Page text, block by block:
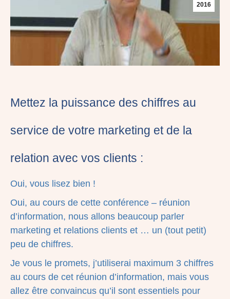
2016
Mettez la puissance des chiffres au
service de votre marketing et de la
relation avec vos clients :
Oui, vous lisez bien !
Oui, au cours de cette conférence – réunion
d’information, nous allons beaucoup parler
marketing et relations clients et … un (tout petit)
peu de chiffres.
Je vous le promets, j’utiliserai maximum 3 chiffres
au cours de cet réunion d’information, mais vous
allez être convaincus qu’il sont essentiels pour